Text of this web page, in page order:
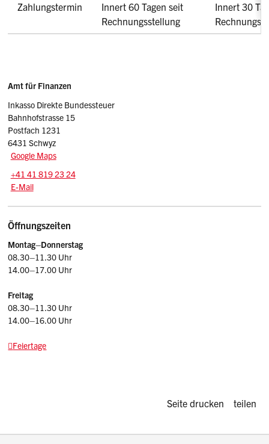
Zahlungstermin
Innert 60 Tagen seit
Rechnungsstellung
Innert 30
Sidebar
Adresse
Amt für Finanzen
Inkasso Direkte Bundessteuer
Bahnhofstrasse 15
Postfach 1231
6431 Schwyz
Google Maps
Tel.:
+41 41 819 23 24
E-Mail: dbst
E-Mail
Öffnungszeiten
Montag–Donnerstag
08.30–11.30 Uhr
14.00–17.00 Uhr
Freitag
08.30–11.30 Uhr
14.00–16.00 Uhr
Feiertage
Diese Seite
Seite drucken teilen